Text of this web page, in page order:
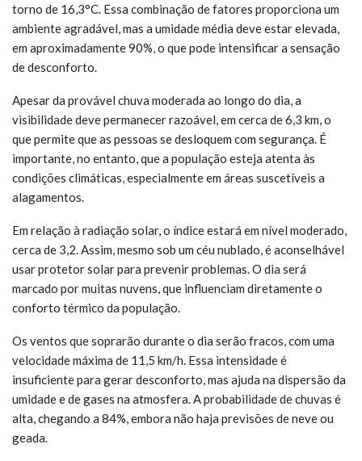
torno de 16,3°C. Essa combinação de fatores proporciona um
ambiente agradável, mas a umidade média deve estar elevada,
em aproximadamente 90%, o que pode intensificar a sensação
de desconforto.
Apesar da provável chuva moderada ao longo do dia, a
visibilidade deve permanecer razoável, em cerca de 6,3 km, o
que permite que as pessoas se desloquem com segurança. É
importante, no entanto, que a população esteja atenta às
condições climáticas, especialmente em áreas suscetíveis a
alagamentos.
Em relação à radiação solar, o índice estará em nível moderado,
cerca de 3,2. Assim, mesmo sob um céu nublado, é aconselhável
usar protetor solar para prevenir problemas. O dia será
marcado por muitas nuvens, que influenciam diretamente o
conforto térmico da população.
Os ventos que soprarão durante o dia serão fracos, com uma
velocidade máxima de 11,5 km/h. Essa intensidade é
insuficiente para gerar desconforto, mas ajuda na dispersão da
umidade e de gases na atmosfera. A probabilidade de chuvas é
alta, chegando a 84%, embora não haja previsões de neve ou
geada.